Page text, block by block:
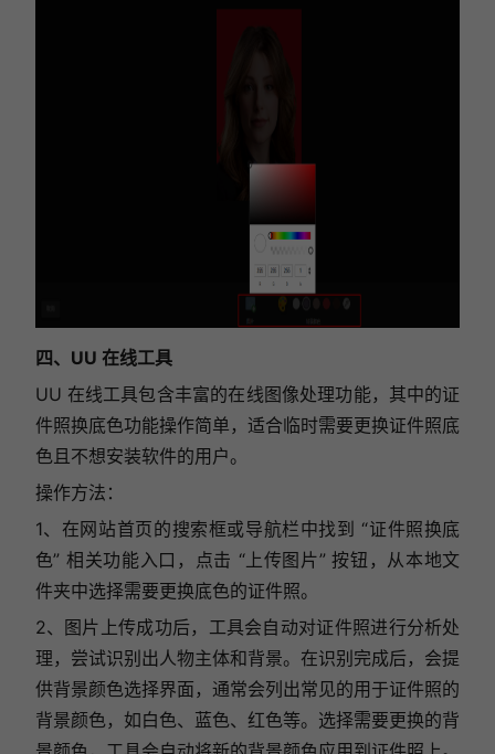
四、UU 在线工具
UU 在线工具包含丰富的在线图像处理功能，其中的证
件照换底色功能操作简单，适合临时需要更换证件照底
色且不想安装软件的用户。
操作方法：
1、在网站首页的搜索框或导航栏中找到 “证件照换底
色” 相关功能入口，点击 “上传图片” 按钮，从本地文
件夹中选择需要更换底色的证件照。
2、图片上传成功后，工具会自动对证件照进行分析处
理，尝试识别出人物主体和背景。在识别完成后，会提
供背景颜色选择界面，通常会列出常见的用于证件照的
背景颜色，如白色、蓝色、红色等。选择需要更换的背